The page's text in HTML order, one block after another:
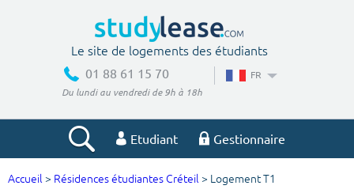
Le site de logements des étudiants
01 88 61 15 70
Du lundi au vendredi de 9h à 18h
FR
Etudiant Gestionnaire
Votre recherche
Accueil > Résidences étudiantes Créteil > Logement T1